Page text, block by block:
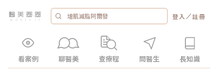
登入 ／註冊
看案例 聊醫美 查療程 問醫生 長知識